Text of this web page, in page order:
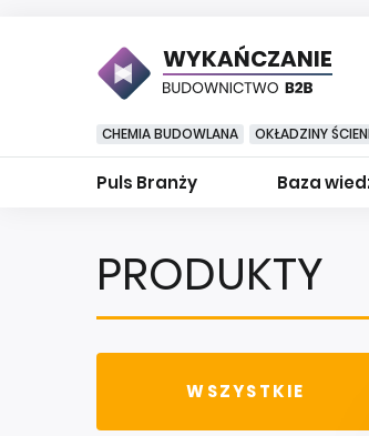
WYKAŃCZANIE
CHEMIA BUDOWLANA OKŁADZINY
Puls Branży Baza
PRODUKTY
WSZYSTKIE